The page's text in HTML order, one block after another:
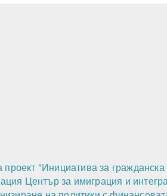
"Инициатива за
Център за имиграция и